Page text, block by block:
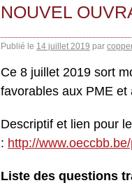
NOUVEL
Publié le 14 juillet 2019 par
Ce 8 juillet 2019 sort
favorables aux PME et
Descriptif et lien pour
: http://
Liste des questions